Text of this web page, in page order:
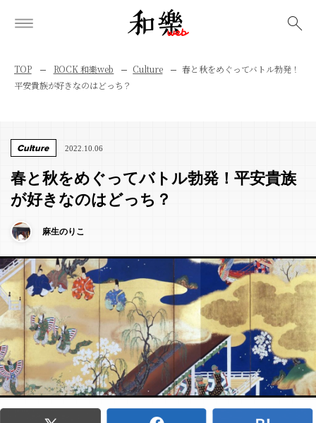
TOP ROCK 和樂web Culture
春と秋をめぐってバトル勃発！
平安貴族が好きなのはどっち？
Culture 2022.10.06
春と秋をめぐってバトル勃発！平安貴族
が好きなのはどっち？
麻生のりこ